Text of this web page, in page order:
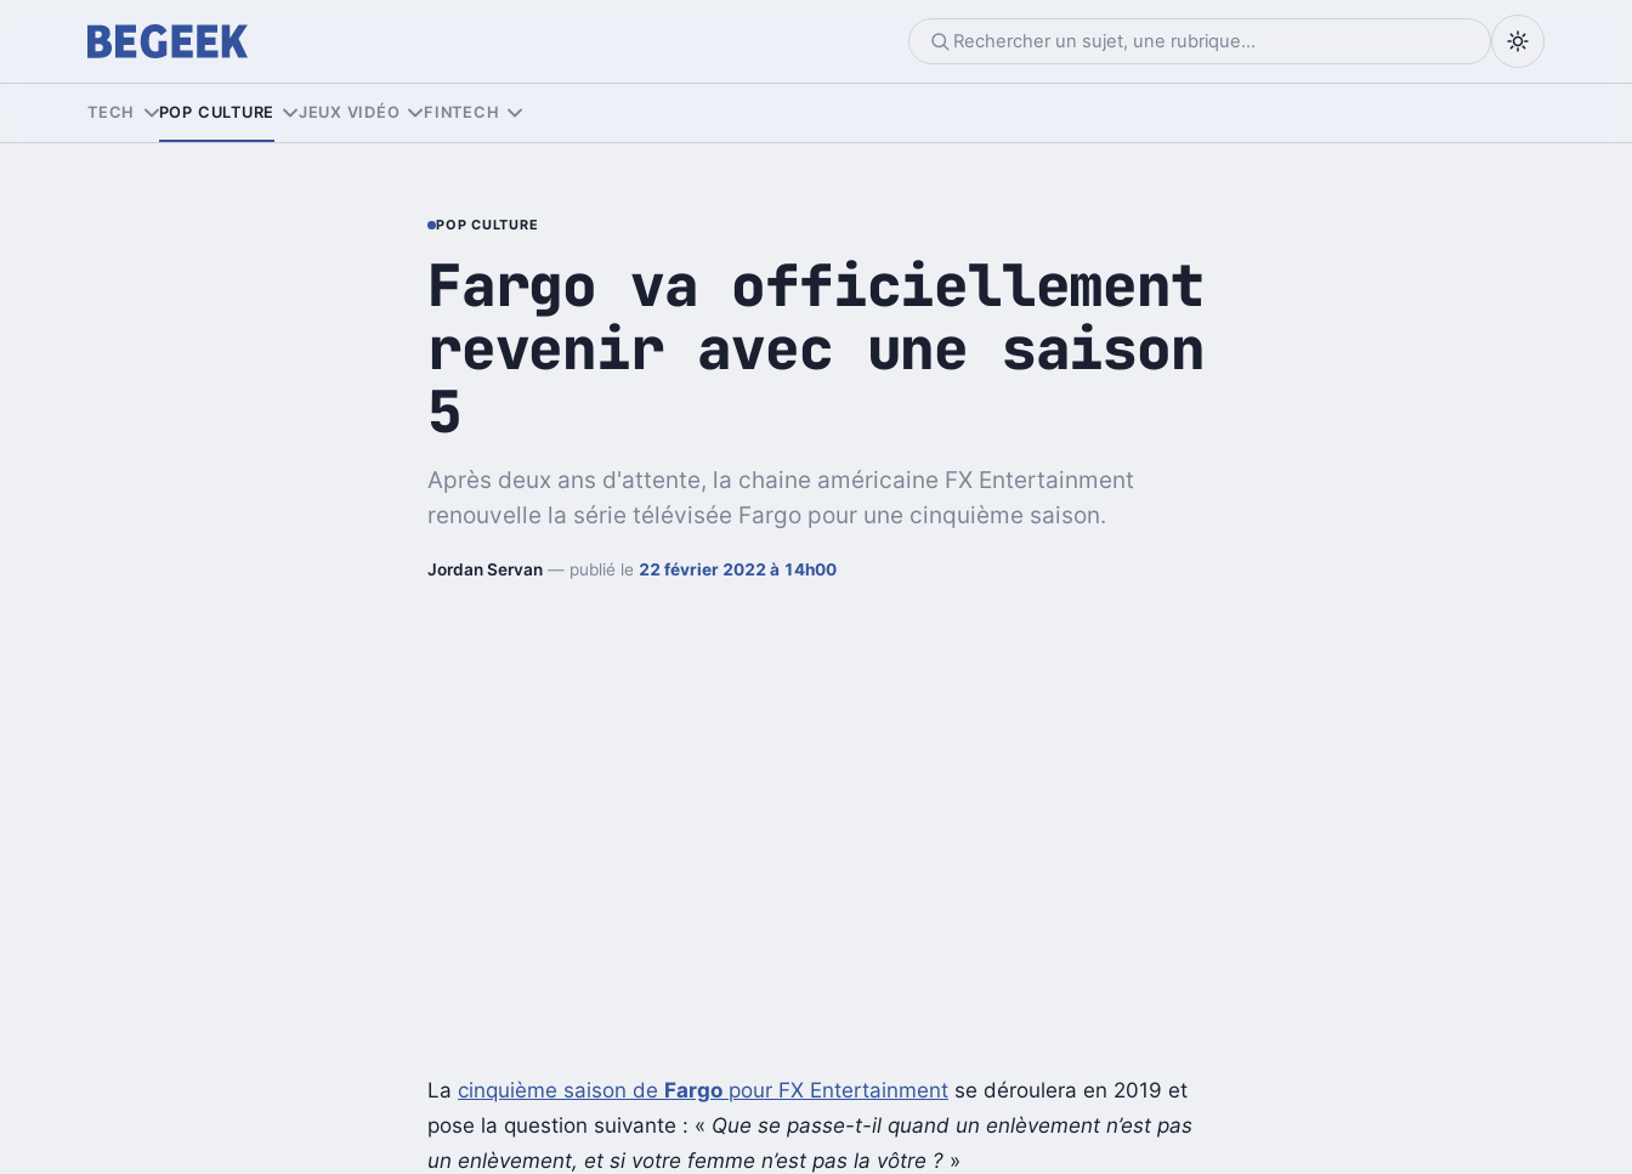
TECH POP CULTURE JEUX VIDÉO FINTECH
POP CULTURE
Fargo va officiellement
revenir avec une saison
5
Après deux ans d'attente, la chaine américaine FX Entertainment
renouvelle la série télévisée Fargo pour une cinquième saison.
Jordan Servan — publié le 22 février 2022 à 14h00
La cinquième saison de Fargo pour FX Entertainment se déroulera en 2019 et
pose la question suivante : « Que se passe-t-il quand un enlèvement n’est pas
un enlèvement, et si votre femme n’est pas la vôtre ? »